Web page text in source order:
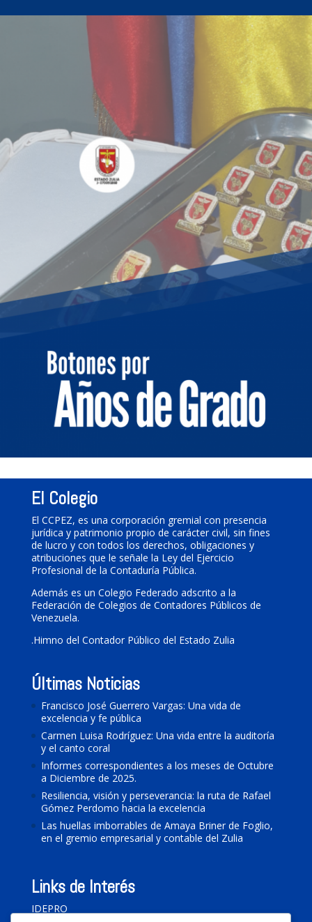
El Colegio
El CCPEZ, es una corporación gremial con presencia
jurídica y patrimonio propio de carácter civil, sin fines
de lucro y con todos los derechos, obligaciones y
atribuciones que le señale la Ley del Ejercicio
Profesional de la Contaduría Pública.
Además es un Colegio Federado adscrito a la
Federación de Colegios de Contadores Públicos de
Venezuela.
.Himno del Contador Público del Estado Zulia
Últimas Noticias
Francisco José Guerrero Vargas: Una vida de
excelencia y fe pública
Carmen Luisa Rodríguez: Una vida entre la auditoría
y el canto coral
Informes correspondientes a los meses de Octubre
a Diciembre de 2025.
Resiliencia, visión y perseverancia: la ruta de Rafael
Gómez Perdomo hacia la excelencia
Las huellas imborrables de Amaya Briner de Foglio,
en el gremio empresarial y contable del Zulia
Links de Interés
IDEPRO